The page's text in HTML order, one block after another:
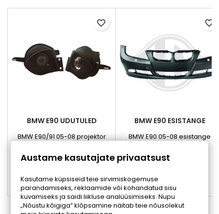
BMW E90 UDUTULED
BMW E90/91 05-08 projektor
Hind
111,60 €
Otsas
favorite_border
BMW E90 ESISTANGE
BMW E90 05-08 esistange
Hind
110,00 €
Tellitav
favorite_border
Austame kasutajate privaatsust
Kasutame küpsiseid teie sirvimiskogemuse
parandamiseks, reklaamide või kohandatud sisu
kuvamiseks ja saidi liikluse analüüsimiseks. Nupu
„Nõustu kõigiga” klõpsamine näitab teie nõusolekut